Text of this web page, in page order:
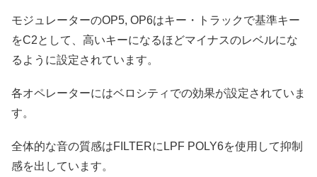
モジュレーターのOP5, OP6はキー・トラックで基準キー
をC2として、高いキーになるほどマイナスのレベルにな
るように設定されています。
各オペレーターにはベロシティでの効果が設定されていま
す。
全体的な音の質感はFILTERにLPF POLY6を使用して抑制
感を出しています。